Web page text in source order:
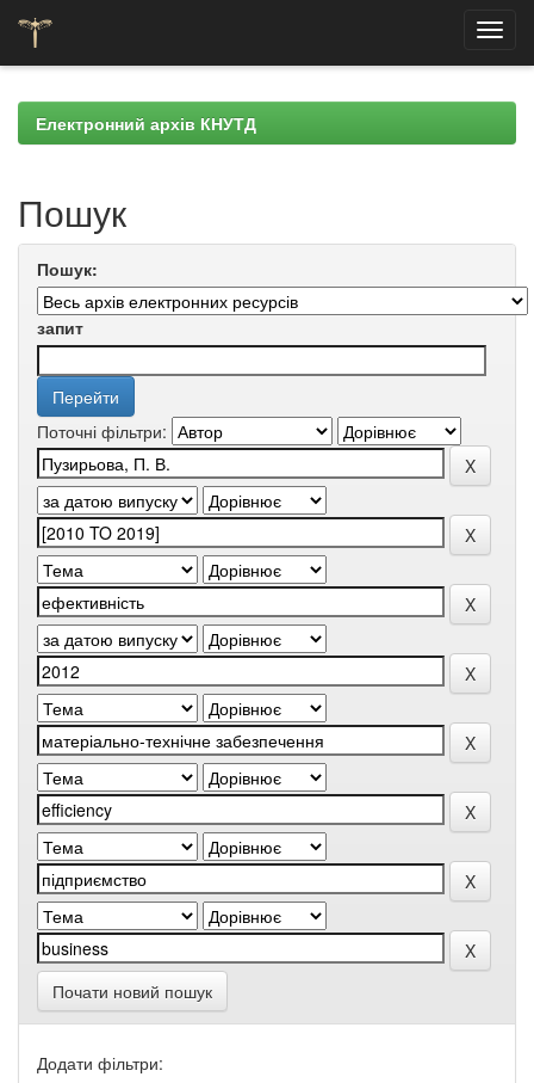
navigationЕлектронний архів КНУТД
Пошук
Пошук:
запит
Поточні фільтри:
Почати новий пошук
Додати фільтри: